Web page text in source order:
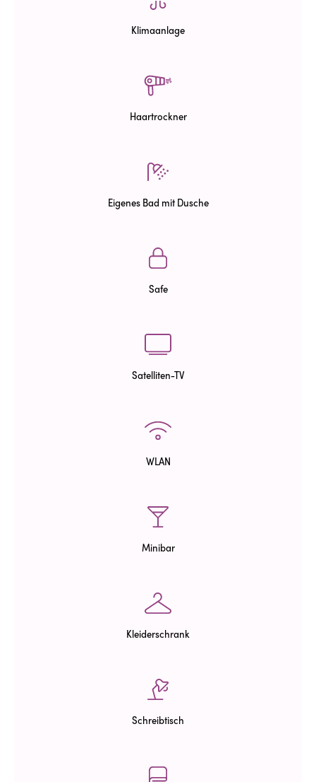
Klimaanlage
Haartrockner
Eigenes Bad mit Dusche
Safe
Satelliten-TV
WLAN
Minibar
Kleiderschrank
Schreibtisch